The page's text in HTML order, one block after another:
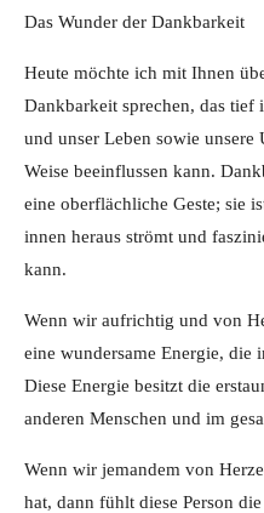
Das Wunder der Dankbarkeit
Heute möchte ich mit Ihnen
Dankbarkeit sprechen, das tief
und unser Leben sowie
Weise beeinflussen kann.
eine oberflächliche Geste; sie
innen heraus strömt und
kann.
Wenn wir aufrichtig und von
eine wundersame Energie, die
Diese Energie besitzt die
anderen Menschen und im
Wenn wir jemandem von
hat, dann fühlt diese Person